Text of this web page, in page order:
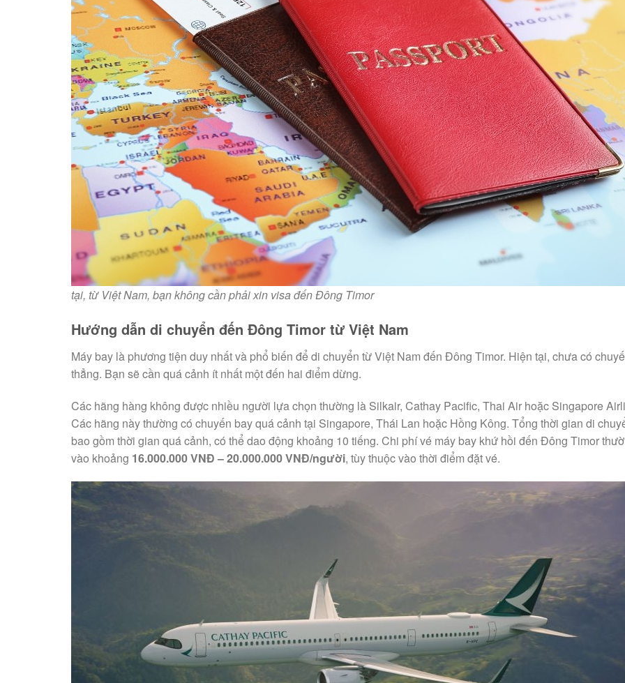
tại, từ Việt Nam, bạn không cần phải xin visa đến Đông Timor
Hướng dẫn di chuyển đến Đông Timor từ Việt Nam
Máy bay là phương tiện duy nhất và phổ biến để di chuyển từ Việt Nam đến Đông Timor. Hiện tại, chưa có
thẳng. Bạn sẽ cần quá cảnh ít nhất một đến hai điểm dừng.
Các hãng hàng không được nhiều người lựa chọn thường là Silkair, Cathay Pacific, Thai Air hoặc Singapore
Các hãng này thường có chuyến bay quá cảnh tại Singapore, Thái Lan hoặc Hồng Kông. Tổng thời gian di
bao gồm thời gian quá cảnh, có thể dao động khoảng 10 tiếng. Chi phí vé máy bay khứ hồi đến Đông Timor
vào khoảng 16.000.000 VNĐ – 20.000.000 VNĐ/người, tùy thuộc vào thời điểm đặt vé.